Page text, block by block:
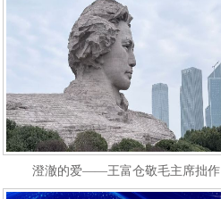
澄澈的爱——王富仓敬毛主席拙作